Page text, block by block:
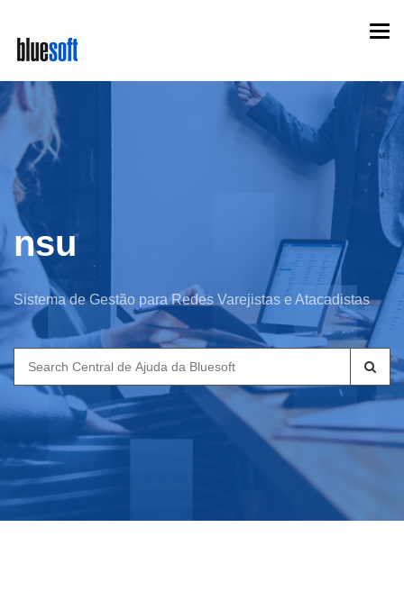
main
content
nsu
Sistema de Gestão para Redes Varejistas e Atacadistas
Search
for: